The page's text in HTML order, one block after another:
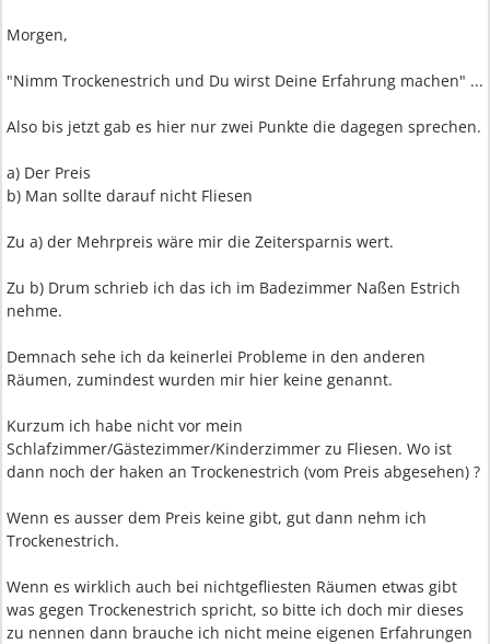
Morgen,
"Nimm Trockenestrich und Du wirst Deine Erfahrung machen" ...
Also bis jetzt gab es hier nur zwei Punkte die dagegen sprechen.
a) Der Preis
b) Man sollte darauf nicht Fliesen
Zu a) der Mehrpreis wäre mir die Zeitersparnis wert.
Zu b) Drum schrieb ich das ich im Badezimmer Naßen Estrich
nehme.
Demnach sehe ich da keinerlei Probleme in den anderen
Räumen, zumindest wurden mir hier keine genannt.
Kurzum ich habe nicht vor mein
Schlafzimmer/Gästezimmer/Kinderzimmer zu Fliesen. Wo ist
dann noch der haken an Trockenestrich (vom Preis abgesehen) ?
Wenn es ausser dem Preis keine gibt, gut dann nehm ich
Trockenestrich.
Wenn es wirklich auch bei nichtgefliesten Räumen etwas gibt
was gegen Trockenestrich spricht, so bitte ich doch mir dieses
zu nennen dann brauche ich nicht meine eigenen Erfahrungen